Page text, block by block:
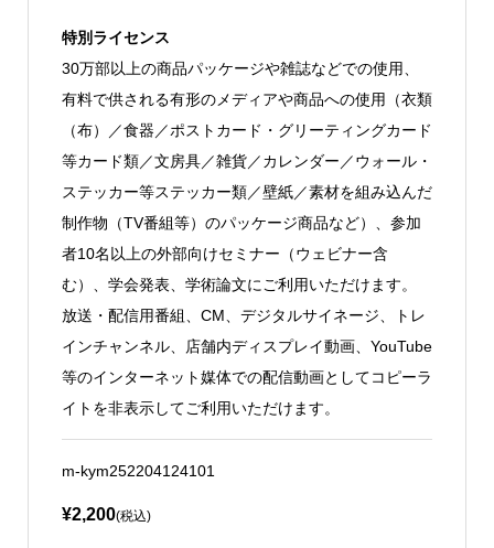
特別ライセンス
30万部以上の商品パッケージや雑誌などでの使用、
有料で供される有形のメディアや商品への使用（衣類
（布）／食器／ポストカード・グリーティングカード
等カード類／文房具／雑貨／カレンダー／ウォール・
ステッカー等ステッカー類／壁紙／素材を組み込んだ
制作物（TV番組等）のパッケージ商品など）、参加
者10名以上の外部向けセミナー（ウェビナー含
む）、学会発表、学術論文にご利用いただけます。
放送・配信用番組、CM、デジタルサイネージ、トレ
インチャンネル、店舗内ディスプレイ動画、YouTube
等のインターネット媒体での配信動画としてコピーラ
イトを非表示してご利用いただけます。
m-kym252204124101
¥2,200(税込)